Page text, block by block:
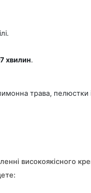
хвилин.
трава, пелюстки
високоякісного